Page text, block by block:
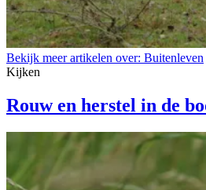
Bekijk meer artikelen over: Buitenleven
Kijken
Rouw en herstel in de